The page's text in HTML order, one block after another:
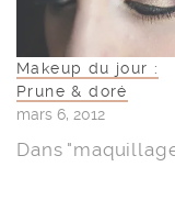
Makeup du jour :
Prune & doré
mars 6, 2012
Dans